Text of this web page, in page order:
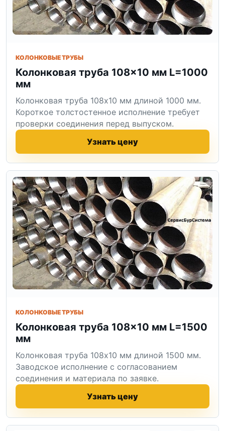
КОЛОНКОВЫЕ ТРУБЫ
Колонковая труба 108×10 мм L=1000
мм
Колонковая труба 108x10 мм длиной 1000 мм.
Короткое толстостенное исполнение требует
проверки соединения перед выпуском.
Узнать цену
КОЛОНКОВЫЕ ТРУБЫ
Колонковая труба 108×10 мм L=1500
мм
Колонковая труба 108x10 мм длиной 1500 мм.
Заводское исполнение с согласованием
соединения и материала по заявке.
Узнать цену